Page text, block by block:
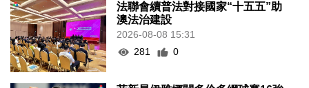
法聯會續普法對接國家“十五五”助
澳法治建設
2026-08-08 15:31
281
0